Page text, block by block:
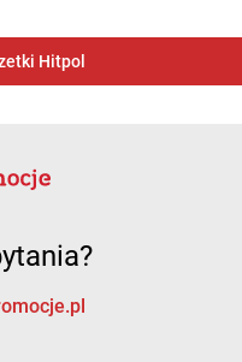
Hitpol